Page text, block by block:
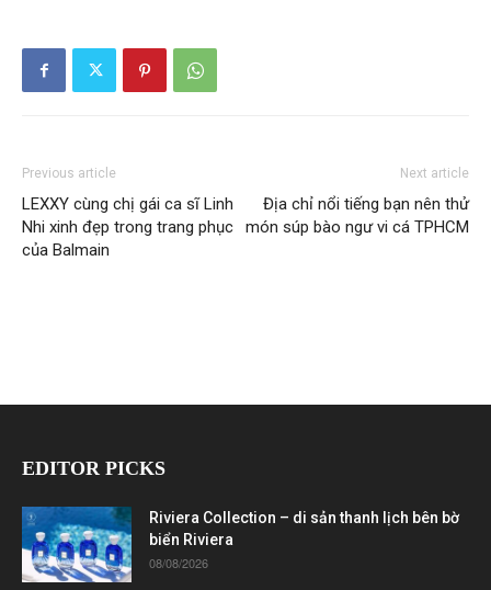
Previous article
LEXXY cùng chị gái ca sĩ Linh
Nhi xinh đẹp trong trang phục
của Balmain
Next article
Địa chỉ nổi tiếng bạn nên thử
món súp bào ngư vi cá TPHCM
EDITOR PICKS
Riviera Collection – di sản thanh lịch bên bờ
biển Riviera
08/08/2026